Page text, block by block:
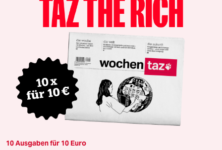
10 Ausgaben für 10 Euro